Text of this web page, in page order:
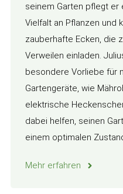
seinem Garten pflegt er
Vielfalt an Pflanzen und
zauberhafte Ecken, die
Verweilen einladen.
besondere Vorliebe für
Gartengeräte, wie
elektrische
dabei helfen, seinen
einem optimalen
Mehr erfahren